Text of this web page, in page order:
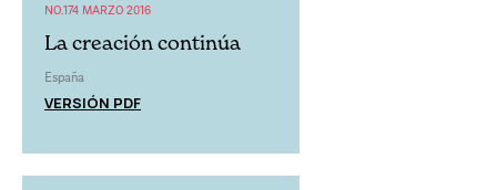
NO.174 MARZO 2016
La creación continúa
España
VERSIÓN PDF